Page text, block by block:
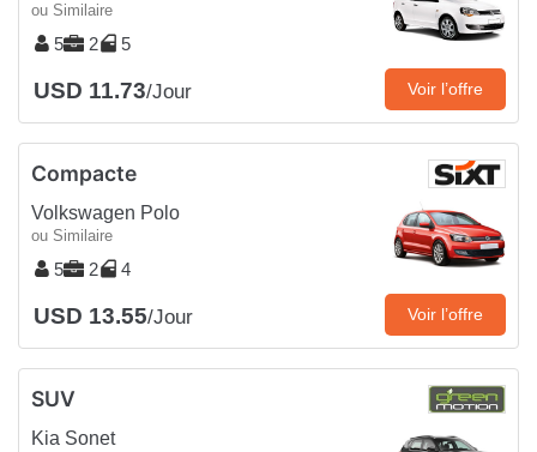
ou Similaire
5 2 5
USD 11.73/Jour Voir l’offre
Compacte
Volkswagen Polo
ou Similaire
5 2 4
USD 13.55/Jour Voir l’offre
SUV
Kia Sonet